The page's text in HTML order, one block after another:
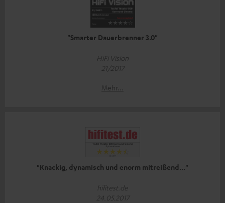
"Smarter Dauerbrenner 3.0"
HiFi Vision
21/2017
Mehr...
"Knackig, dynamisch und enorm mitreißend..."
hifitest.de
24.05.2017